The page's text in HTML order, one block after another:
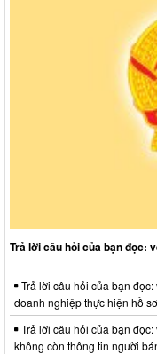
Trả lời câu hỏi của bạn đọc:
Trả lời câu hỏi của bạn
doanh nghiệp thực hiện hồ
Trả lời câu hỏi của bạn
không còn thông tin người